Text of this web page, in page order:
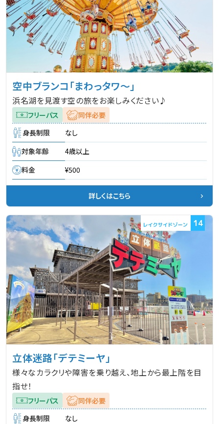
空中ブランコ「まわっタワ～」
浜名湖を見渡す空の旅をお楽しみください♪
フリーパス
同伴必要
身長制限
なし
対象年齢
4歳以上
料金
¥500
詳しくはこちら
14
立体迷路「デテミーヤ」
様々なカラクリや障害を乗り越え、地上から最上階を目
指せ！
フリーパス
同伴必要
身長制限
なし